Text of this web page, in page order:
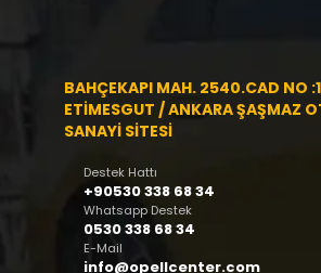
BAHÇEKAPI MAH. 2540.CAD NO
ETİMESGUT / ANKARA ŞAŞMAZ
SANAYİ SİTESİ
Destek Hattı
+90530 338 68 34
Whatsapp Destek
0530 338 68 34
E-Mail
info@opellcenter.com